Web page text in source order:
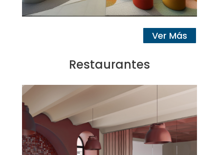
Ver Más
Restaurantes